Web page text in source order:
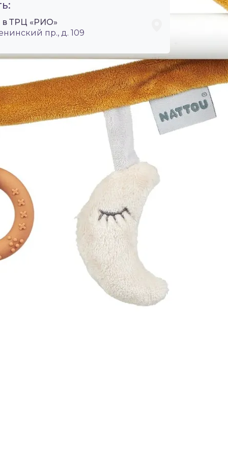
в ТРЦ «РИО»
пр., д. 109